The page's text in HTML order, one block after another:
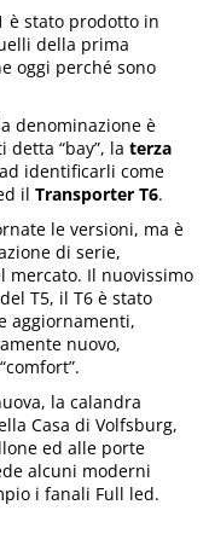
è stato prodotto in
della prima
oggi perché sono
denominazione è
detta “bay”, laterza
identificarli come
il Transporter T6.
le versioni, ma è
di serie,
mercato. Il nuovissimo
T5, il T6 è stato
aggiornamenti,
nuovo,
la calandra
Casa di Volfsburg,
ed alle porte
alcuni moderni
i fanali Full led.